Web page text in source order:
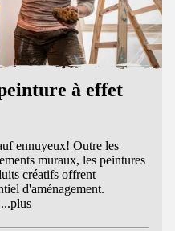
à effet
ennuyeux! Outre les
muraux, les peintures
créatifs offrent
d'aménagement.
...plus